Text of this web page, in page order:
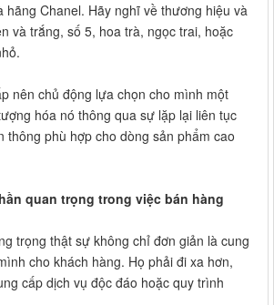
hãng Chanel. Hãy nghĩ về thương hiệu và
và trắng, số 5, hoa trà, ngọc trai, hoặc
nên chủ động lựa chọn cho mình một
hóa nó thông qua sự lặp lại liên tục
thông phù hợp cho dòng sản phẩm cao
quan trọng trong việc bán hàng
trọng thật sự không chỉ đơn giản là cung
cho khách hàng. Họ phải đi xa hơn,
cấp dịch vụ độc đáo hoặc quy trình